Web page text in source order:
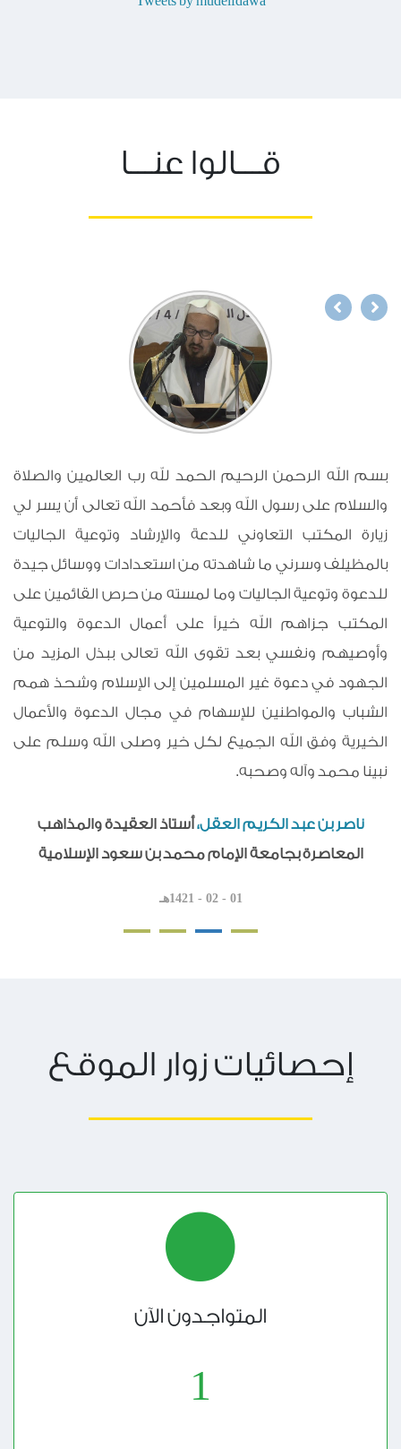
قـــالوا عنـــا
بسم الله الرحمن الرحيم الحمد لله رب العالمين والصلاة
والسلام على رسول الله وبعد فأحمد الله تعالى أن يسر لي
زيارة المكتب التعاوني للدعة والإرشاد وتوعية الجاليات
بالمظيلف وسرني ما شاهدته من استعدادات ووسائل جيدة
للدعوة وتوعية الجاليات وما لمسته من حرص القائمين على
المكتب جزاهم الله خيراً على أعمال الدعوة والتوعية
وأوصيهم ونفسي بعد تقوى الله تعالى ببذل المزيد من
الجهود في دعوة غير المسلمين إلى الإسلام وشحذ همم
الشباب والمواطنين للإسهام في مجال الدعوة والأعمال
الخيرية وفق الله الجميع لكل خير وصلى الله وسلم على
نبينا محمد وآله وصحبه.
ناصر بن عبد الكريم العقل،أستاذ العقيدة والمذاهب
المعاصرة بجامعة الإمام محمد بن سعود الإسلامية
01 - 02 - 1421هـ
إحصائيات زوار الموقع
المتواجدون الآن
1